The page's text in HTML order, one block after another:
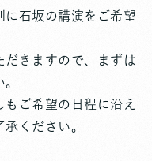
に石坂の講演をご希望
だきますので、まずは
ご希望の日程に沿え
ください。